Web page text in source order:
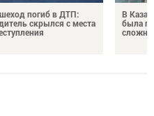
погиб в ДТП:
скрылся с места
В
была